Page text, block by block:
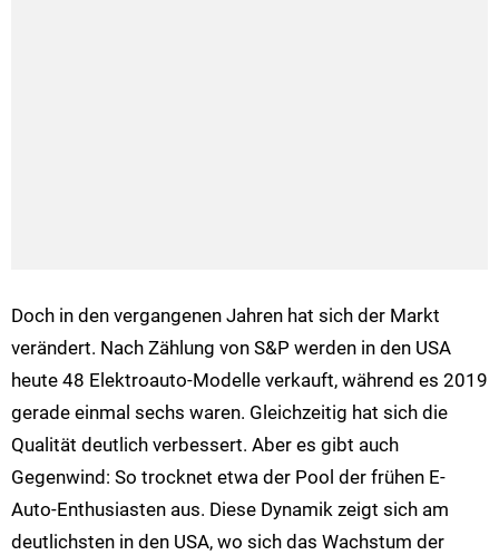
Doch in den vergangenen Jahren hat sich der Markt
verändert. Nach Zählung von S&P werden in den USA
heute 48 Elektroauto-Modelle verkauft, während es 2019
gerade einmal sechs waren. Gleichzeitig hat sich die
Qualität deutlich verbessert. Aber es gibt auch
Gegenwind: So trocknet etwa der Pool der frühen E-
Auto-Enthusiasten aus. Diese Dynamik zeigt sich am
deutlichsten in den USA, wo sich das Wachstum der